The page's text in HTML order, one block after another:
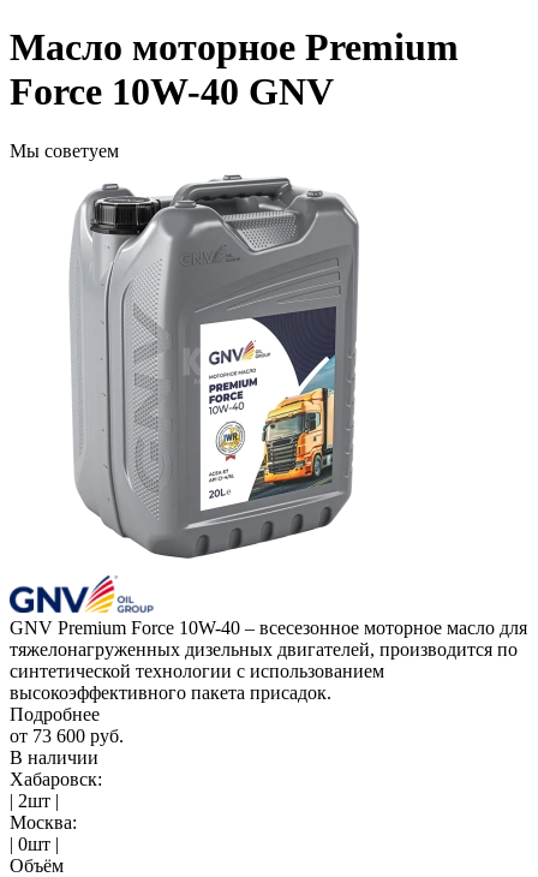
Масло моторное Premium
Force 10W-40 GNV
Мы советуем
GNV Premium Force 10W-40 – всесезонное моторное масло для
тяжелонагруженных дизельных двигателей, производится по
синтетической технологии с использованием
высокоэффективного пакета присадок.
Подробнее
от 73 600 руб.
В наличии
Хабаровск:
| 2шт |
Москва:
| 0шт |
Объём